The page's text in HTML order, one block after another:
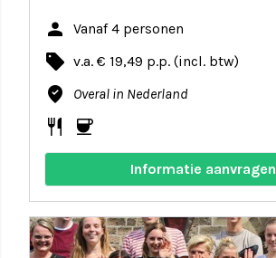
person Vanaf 4 personen
local_offer v.a. € 19,49 p.p. (incl. btw)
where_to_vote Overal in Nederland
restaurant coffee
Informatie aanvragen